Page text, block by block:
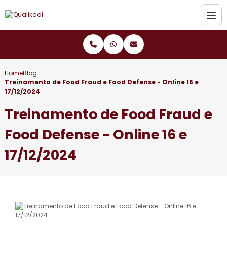
HomeBlog
Treinamento de Food Fraud e Food Defense - Online 16 e
17/12/2024
Treinamento de Food Fraud e
Food Defense - Online 16 e
17/12/2024